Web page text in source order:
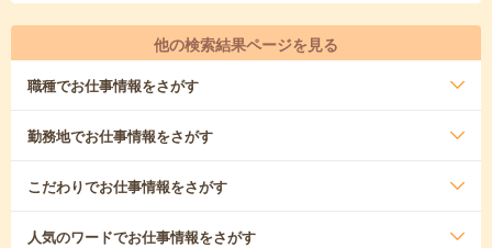
他の検索結果ページを見る
職種でお仕事情報をさがす
勤務地でお仕事情報をさがす
こだわりでお仕事情報をさがす
人気のワードでお仕事情報をさがす